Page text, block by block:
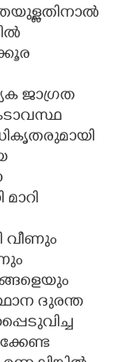
ജാഗ്രത
വീണും
ദുരന്ത